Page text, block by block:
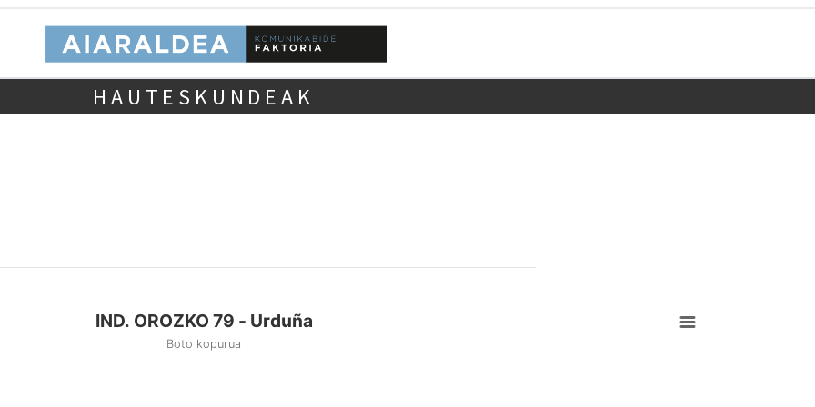
HAUTESKUNDEAK
IND. OROZKO 79 - Urduña
Boto kopurua